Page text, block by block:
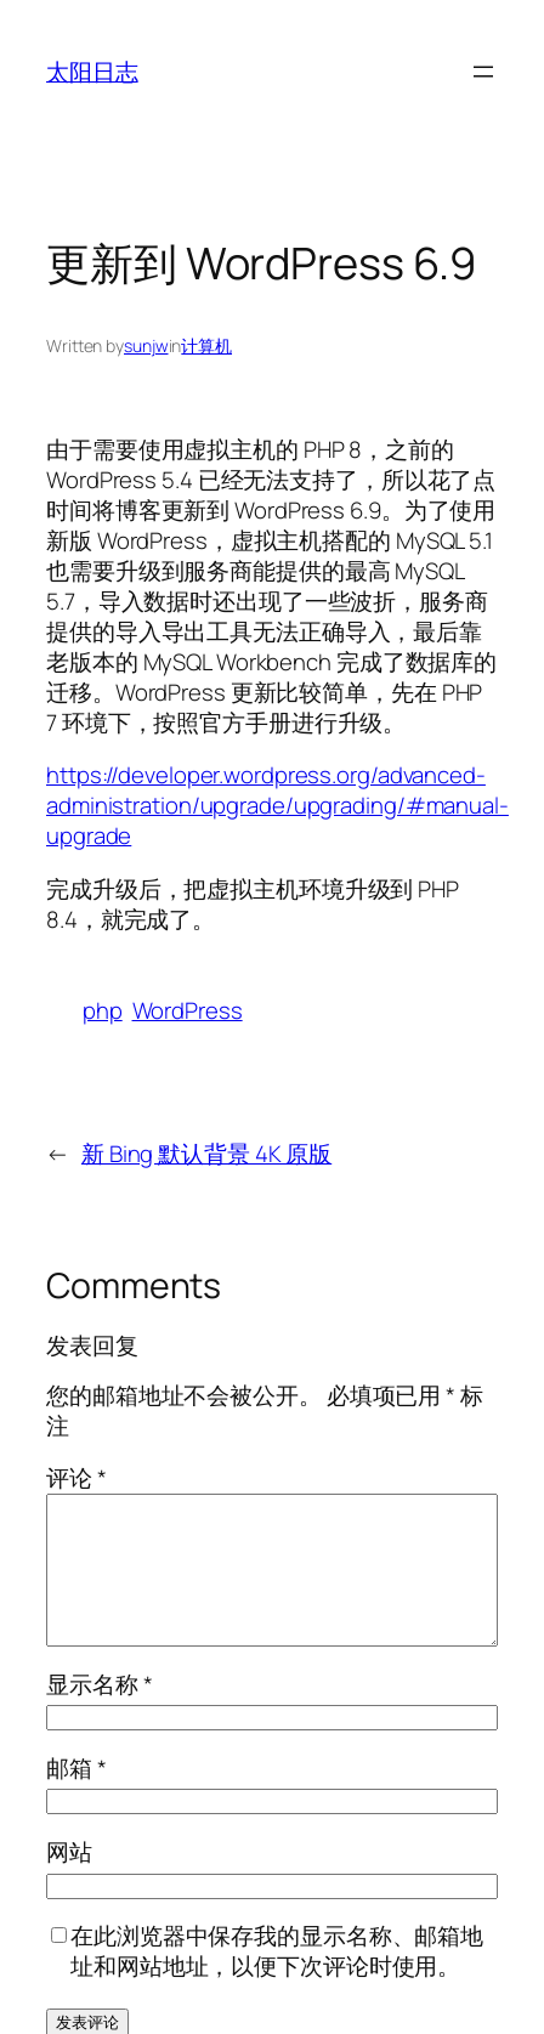
太阳日志
更新到 WordPress 6.9
Written bysunjwin计算机
由于需要使用虚拟主机的 PHP 8，之前的
WordPress 5.4 已经无法支持了，所以花了点
时间将博客更新到 WordPress 6.9。为了使用
新版 WordPress，虚拟主机搭配的 MySQL 5.1
也需要升级到服务商能提供的最高 MySQL
5.7，导入数据时还出现了一些波折，服务商
提供的导入导出工具无法正确导入，最后靠
老版本的 MySQL Workbench 完成了数据库的
迁移。WordPress 更新比较简单，先在 PHP
7 环境下，按照官方手册进行升级。
https://developer.wordpress.org/advanced-
administration/upgrade/upgrading/#manual-
upgrade
完成升级后，把虚拟主机环境升级到 PHP
8.4，就完成了。
php WordPress
← 新 Bing 默认背景 4K 原版
Comments
发表回复
您的邮箱地址不会被公开。
必填项已用*标
注
评论*
显示名称*
邮箱*
网站
在此浏览器中保存我的显示名称、邮箱地
址和网站地址，以便下次评论时使用。